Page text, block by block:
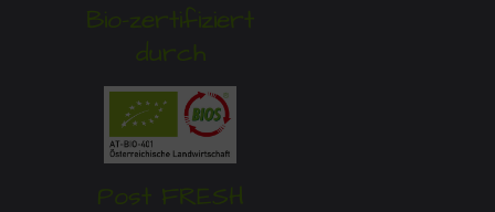
Bio-zertifiziert
durch
Post FRESH